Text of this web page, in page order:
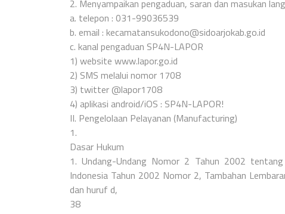
2. Menyampaikan pengaduan, saran dan masukan
a. telepon : 031-99036539
b. email : kecamatansukodono@sidoarjokab.go.id
c. kanal pengaduan SP4N-LAPOR
1) website www.lapor.go.id
2) SMS melalui nomor 1708
3) twitter @lapor1708
4) aplikasi android/iOS : SP4N-LAPOR!
II. Pengelolaan Pelayanan (Manufacturing)
1.
Dasar Hukum
1. Undang-Undang Nomor 2 Tahun 2002 tentang
Indonesia Tahun 2002 Nomor 2, Tambahan
dan huruf d,
38